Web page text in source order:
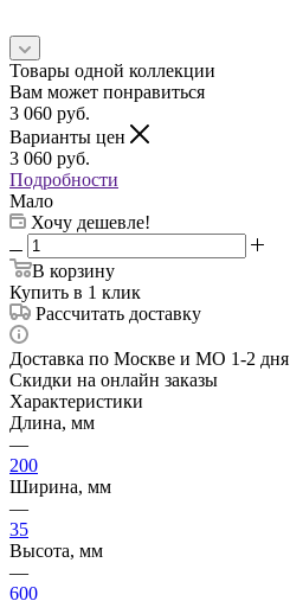
Товары одной коллекции
Вам может понравиться
3 060 руб.
Варианты цен
3 060 руб.
Подробности
Мало
Хочу дешевле!
В корзину
Купить в 1 клик
Рассчитать доставку
Доставка по Москве и МО 1-2 дня
Скидки на онлайн заказы
Характеристики
Длина, мм
—
200
Ширина, мм
—
35
Высота, мм
—
600